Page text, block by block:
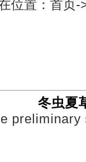
位置： 首页-
冬虫夏